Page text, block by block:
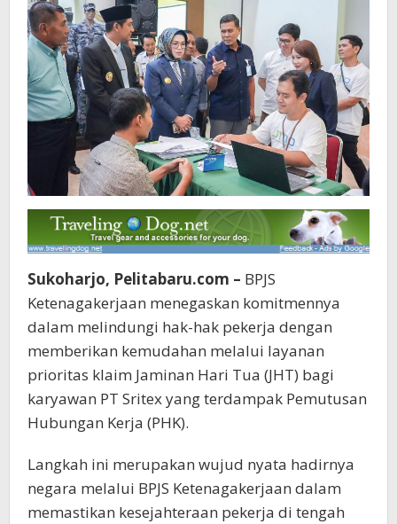
Sukoharjo, Pelitabaru.com – BPJS
Ketenagakerjaan menegaskan komitmennya
dalam melindungi hak-hak pekerja dengan
memberikan kemudahan melalui layanan
prioritas klaim Jaminan Hari Tua (JHT) bagi
karyawan PT Sritex yang terdampak Pemutusan
Hubungan Kerja (PHK).
Langkah ini merupakan wujud nyata hadirnya
negara melalui BPJS Ketenagakerjaan dalam
memastikan kesejahteraan pekerja di tengah